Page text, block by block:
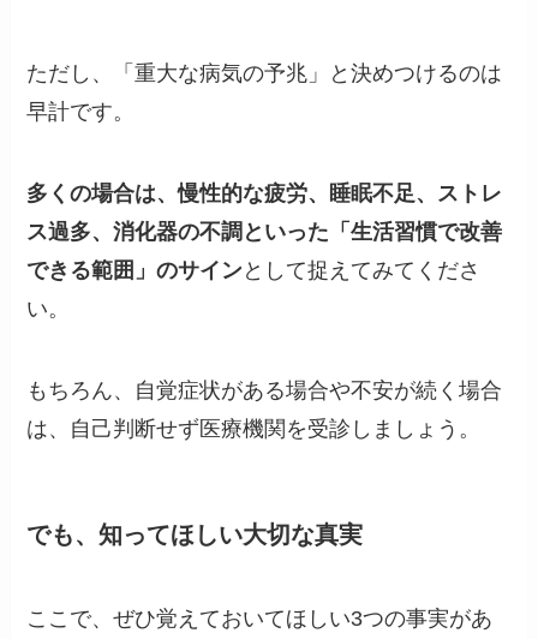
ただし、「重大な病気の予兆」と決めつけるのは
早計です。
多くの場合は、慢性的な疲労、睡眠不足、ストレ
ス過多、消化器の不調といった「生活習慣で改善
できる範囲」のサインとして捉えてみてくださ
い。
もちろん、自覚症状がある場合や不安が続く場合
は、自己判断せず医療機関を受診しましょう。
でも、知ってほしい大切な真実
ここで、ぜひ覚えておいてほしい3つの事実があ